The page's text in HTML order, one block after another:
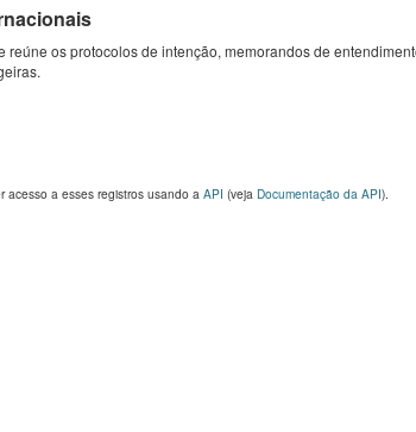
reúne os protocolos de intenção, memorandos de
acesso a esses registros usando aAPI (veja Documentação da API).